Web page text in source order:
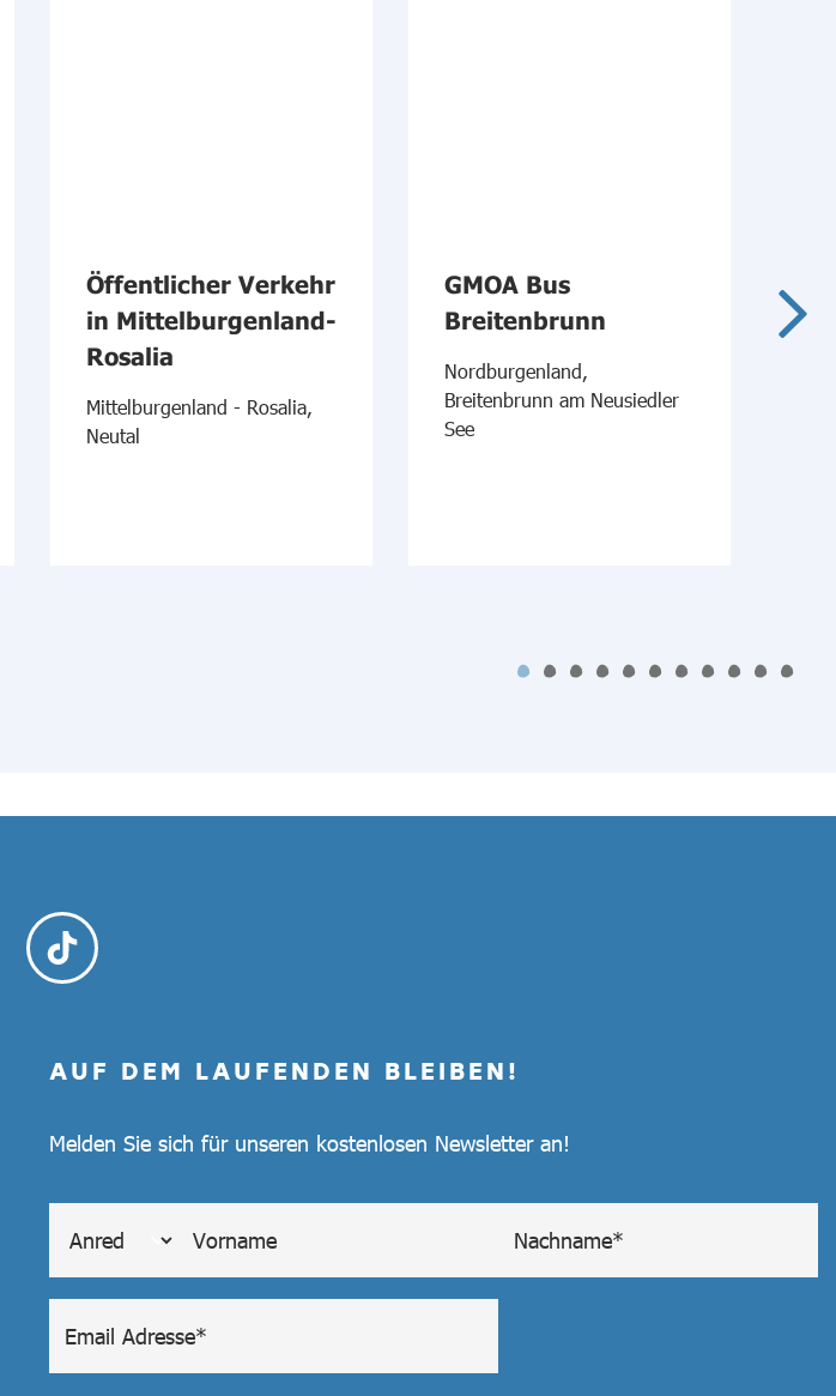
Öffentlicher Verkehr
in Mittelburgenland-
Rosalia
Mittelburgenland - Rosalia,
Neutal
GMOA Bus
Breitenbrunn
Nordburgenland,
Breitenbrunn am Neusiedler
See
in
AUF DEM LAUFENDEN BLEIBEN!
Melden Sie sich für unseren kostenlosen Newsletter an!